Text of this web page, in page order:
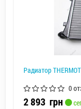
Радиатор
0
2 893 грн